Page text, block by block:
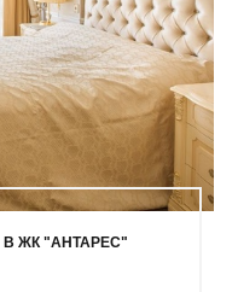
ЖК "АНТАРЕС"